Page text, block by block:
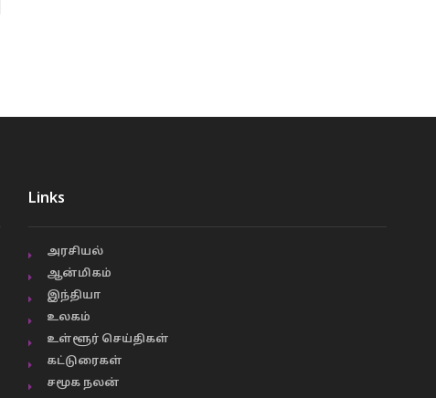
Links
அரசியல்
ஆன்மிகம்
இந்தியா
உலகம்
உள்ளூர் செய்திகள்
கட்டுரைகள்
சமூக நலன்